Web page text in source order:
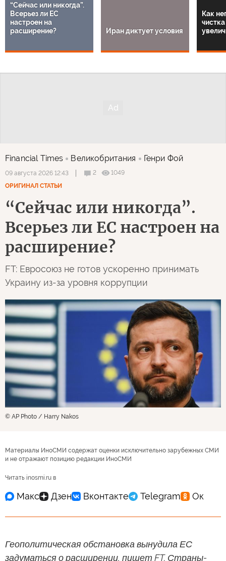
“Сейчас или никогда”.
Всерьез ли ЕС
настроен на
расширение?
Иран диктует условия
Как
Financial Times Великобритания Генри Фой
09 августа 2026 12:43 2
1049
ОРИГИНАЛ СТАТЬИ
“Сейчас или никогда”.
Всерьез ли ЕС настроен на
расширение?
FT: Евросоюз не готов ускоренно принимать
Украину из-за уровня коррупции
© AP Photo / Harry Nakos
Материалы ИноСМИ содержат оценки исключительно зарубежных СМИ
и не отражают позицию редакции ИноСМИ
Читать inosmi.ru в
Геополитическая обстановка вынудила ЕС
задуматься о расширении, пишет FT. Страны-